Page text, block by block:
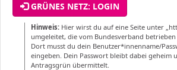
GRÜNES NETZ: LOGIN
Hinweis: Hier wirst du auf eine Seite unter
umgeleitet, die vom Bundesverband
Dort musst du dein Benutzer*innenname/
eingeben. Dein Passwort bleibt dabei geheim
Antragsgrün übermittelt.